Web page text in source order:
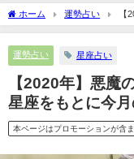
ホーム 運勢占い
【
とに今月の運勢・恋愛運・仕
運勢占い 星座占い
【2020年】悪魔
星座をもとに今
本ページはプロモーションが含